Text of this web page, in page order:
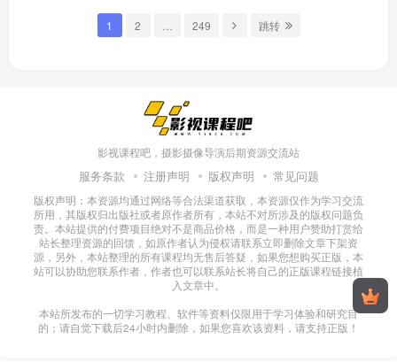
1 2 249 跳转
影视课程吧，摄影摄像导演后期资源交流站
服务条款 注册声明 版权声明 常见问题
版权声明：本资源均通过网络等合法渠道获取，本资源仅作为学习交流
所用，其版权归出版社或者原作者所有，本站不对所涉及的版权问题负
责。本站提供的付费项目绝对不是商品价格，而是一种用户赞助打赏给
站长整理资源的回馈，如原作者认为侵权请联系立即删除文章下架资
源，另外，本站整理的所有课程均无售后答疑，如果您想购买正版，本
站可以协助您联系作者，作者也可以联系站长将自己的正版课程链接植
入文章中。
本站所发布的一切学习教程、软件等资料仅限用于学习体验和研究目
的；请自觉下载后24小时内删除，如果您喜欢该资料，请支持正版！